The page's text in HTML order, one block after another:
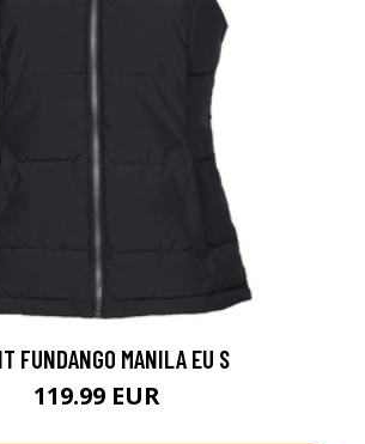
FUNDANGO MANILA EU S
119.99 EUR